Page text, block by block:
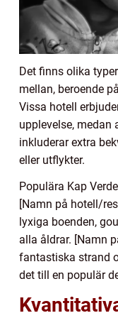
Det finns olika
mellan, beroende
Vissa hotell
upplevelse, medan
inkluderar extra
eller utflykter.
Populära Kap
[Namn på hotell/
lyxiga boenden,
alla åldrar. [Namn
fantastiska strand
det till en populär